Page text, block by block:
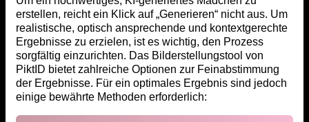
erstellen, reicht ein Klick auf „Generieren“ nicht aus. Um
realistische, optisch ansprechende und kontextgerechte
Ergebnisse zu erzielen, ist es wichtig, den Prozess
sorgfältig einzurichten. Das Bilderstellungstool von
PiktID bietet zahlreiche Optionen zur Feinabstimmung
der Ergebnisse. Für ein optimales Ergebnis sind jedoch
einige bewährte Methoden erforderlich: